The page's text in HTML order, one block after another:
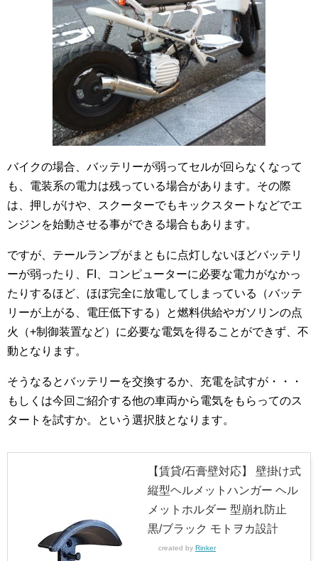
バイクの場合、バッテリーが弱ってセルが回らなくなって
も、電装系の電力は残っている場合があります。その際
は、押しがけや、スクーターでもキックスタートなどでエ
ンジンを始動させる事ができる場合もあります。
ですが、テールランプがまともに点灯しないほどバッテリ
ーが弱ったり、FI、コンピューターに必要な電力がなかっ
たりするほど、ほぼ完全に放電してしまっている（バッテ
リーが上がる、電圧低下する）と燃料供給やガソリンの点
火（+制御装置など）に必要な電気を得ることができず、不
動となります。
そうなるとバッテリーを交換するか、充電を試すが・・・
もしくは今回ご紹介する他の車両から電気をもらってのス
タートを試すか。という選択肢となります。
【賃貸/石膏壁対応】 壁掛け式
縦型ヘルメットハンガー ヘル
メットホルダー 型崩れ防止
黒/ブラック モトヲカ設計
created by Rinker